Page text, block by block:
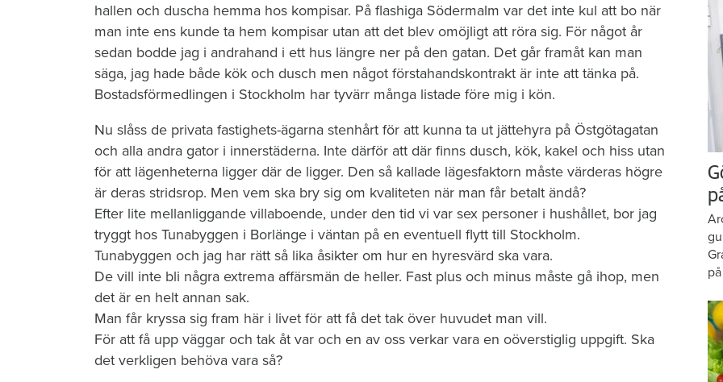
hallen och duscha hemma hos kompisar. På flashiga Södermalm var det inte kul att bo när
man inte ens kunde ta hem kompisar utan att det blev omöjligt att röra sig. För något år
sedan bodde jag i andrahand i ett hus längre ner på den gatan. Det går framåt kan man
säga, jag hade både kök och dusch men något förstahandskontrakt är inte att tänka på.
Bostadsförmedlingen i Stockholm har tyvärr många listade före mig i kön.
Nu slåss de privata fastighets-ägarna stenhårt för att kunna ta ut jättehyra på Östgötagatan
och alla andra gator i innerstäderna. Inte därför att där finns dusch, kök, kakel och hiss utan
för att lägenheterna ligger där de ligger. Den så kallade lägesfaktorn måste värderas högre
är deras stridsrop. Men vem ska bry sig om kvaliteten när man får betalt ändå?
Efter lite mellanliggande villaboende, under den tid vi var sex personer i hushållet, bor jag
tryggt hos Tunabyggen i Borlänge i väntan på en eventuell flytt till Stockholm.
Tunabyggen och jag har rätt så lika åsikter om hur en hyresvärd ska vara.
De vill inte bli några extrema affärsmän de heller. Fast plus och minus måste gå ihop, men
det är en helt annan sak.
Man får kryssa sig fram här i livet för att få det tak över huvudet man vill.
För att få upp väggar och tak åt var och en av oss verkar vara en oöverstiglig uppgift. Ska
det verkligen behöva vara så?